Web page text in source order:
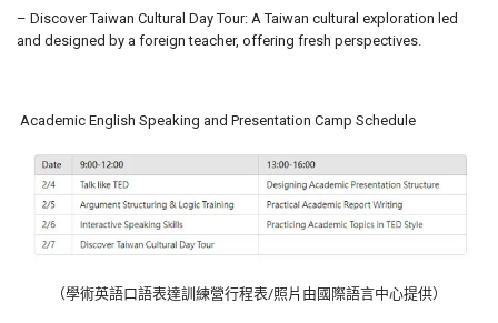
– Discover Taiwan Cultural Day Tour: A Taiwan cultural exploration led
and designed by a foreign teacher, offering fresh perspectives.
Academic English Speaking and Presentation Camp Schedule
（學術英語口語表達訓練營行程表/照片由國際語言中心提供）